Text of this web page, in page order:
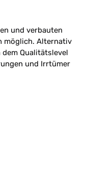
und verbauten
möglich. Alternativ
Qualitätslevel
und Irrtümer